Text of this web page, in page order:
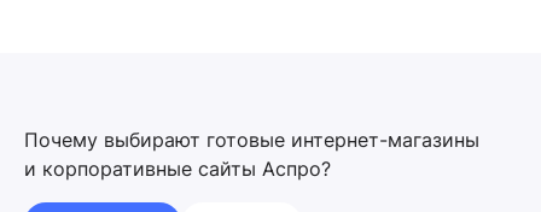
Почему выбирают готовые интернет-магазины
и корпоративные сайты Аспро?